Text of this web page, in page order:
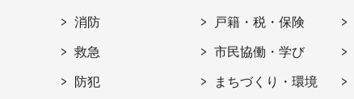
消防
救急
防犯
戸籍・税・保険
市民協働・学び
まちづくり・環境